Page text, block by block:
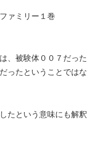
ァミリー１巻
、被験体００７だった
ったということではな
たという意味にも解釈